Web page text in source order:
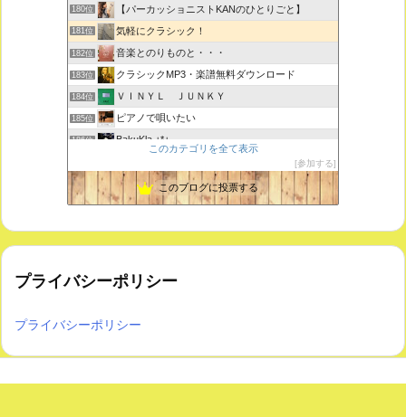
180位 【パーカッショニストKANのひとりごと】
181位 気軽にクラシック！
182位 音楽とのりものと・・・
183位 クラシックMP3・楽譜無料ダウンロード
184位 ＶＩＮＹＬ ＪＵＮＫＹ
185位 ピアノで唄いたい
186位 BakuKla +*+
188位 ときどき書きます♪
このカテゴリを全て表示
参加する
このブログに投票する
プライバシーポリシー
プライバシーポリシー